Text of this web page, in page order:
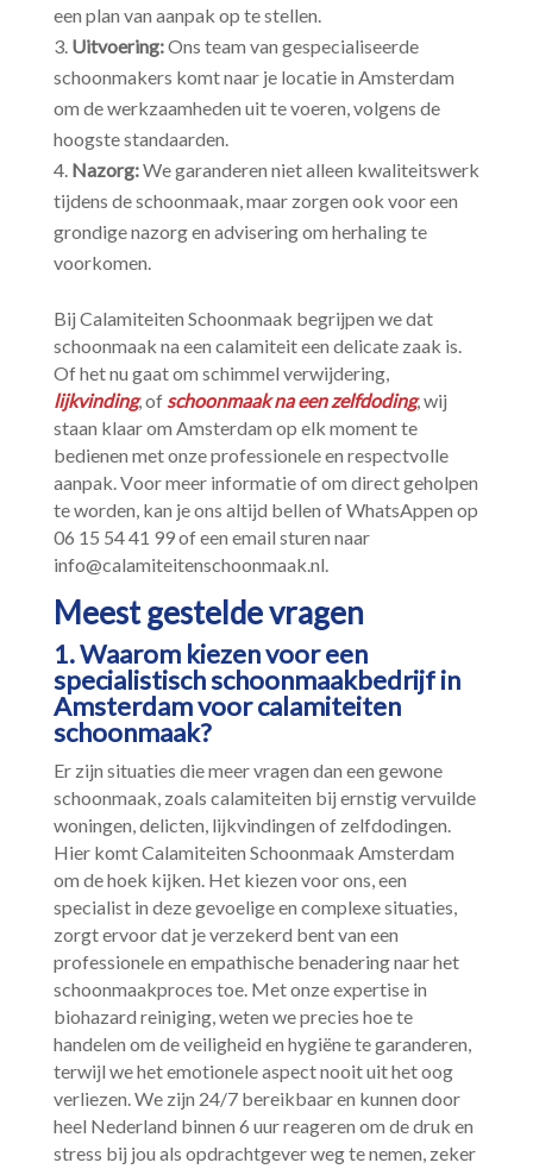
een plan van aanpak op te stellen.​
Uitvoering:Ons team van gespecialiseerde
schoonmakers komt naar je locatie in Amsterdam
om de werkzaamheden uit te voeren, volgens de
hoogste standaarden.​
Nazorg:We garanderen niet alleen kwaliteitswerk
tijdens de schoonmaak, maar zorgen ook voor een
grondige nazorg en advisering om herhaling te
voorkomen.​
Bij Calamiteiten Schoonmaak begrijpen we dat
schoonmaak na een calamiteit een delicate zaak is.​
Of het nu gaat om schimmel verwijdering,
lijkvinding, ofschoonmaak na een zelfdoding, wij
staan klaar om Amsterdam op elk moment te
bedienen met onze professionele en respectvolle
aanpak.​ Voor meer informatie of om direct geholpen
te worden, kan je ons altijd bellen of WhatsAppen op
06 15 54 41 99 of een email sturen naar
info@calamiteitenschoonmaak.​nl.​
Meest gestelde vragen
1.​ Waarom kiezen voor een
specialistisch schoonmaakbedrijf in
Amsterdam voor calamiteiten
schoonmaak?
Er zijn situaties die meer vragen dan een gewone
schoonmaak, zoals calamiteiten bij ernstig vervuilde
woningen, delicten, lijkvindingen of zelfdodingen.​
Hier komt Calamiteiten Schoonmaak Amsterdam
om de hoek kijken.​ Het kiezen voor ons, een
specialist in deze gevoelige en complexe situaties,
zorgt ervoor dat je verzekerd bent van een
professionele en empathische benadering naar het
schoonmaakproces toe.​ Met onze expertise in
biohazard reiniging, weten we precies hoe te
handelen om de veiligheid en hygiëne te garanderen,
terwijl we het emotionele aspect nooit uit het oog
verliezen.​ We zijn 24/7 bereikbaar en kunnen door
heel Nederland binnen 6 uur reageren om de druk en
stress bij jou als opdrachtgever weg te nemen, zeker